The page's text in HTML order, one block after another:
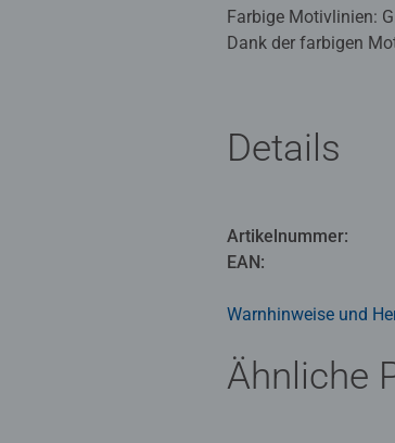
Farbige Motivlinien:
Dank der farbigen
weckt.
Die Motive sind
Jedes Malset enthält
Details
Artikelnummer:
EAN:
Warnhinweise und
Ähnliche